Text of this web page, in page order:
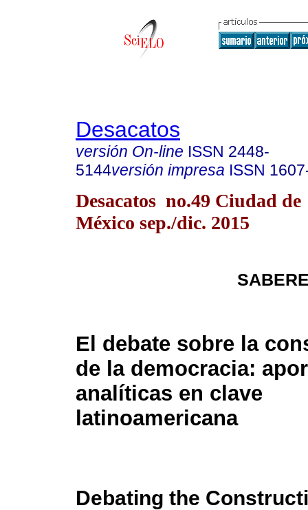
Desacatos
versión On-line ISSN 2448-
5144versión impresa ISSN
Desacatos no.49 Ciudad de
México sep./dic. 2015
El debate sobre la
de la democracia:
analíticas en clave
latinoamericana
Debating the